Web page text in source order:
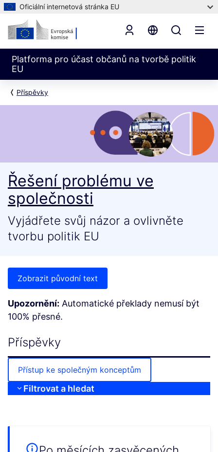
Oficiální internetová stránka EU
Platforma pro účast občanů na tvorbě politik
EU
Příspěvky
Řešení problému ve
společnosti
Vyjádřete svůj názor a ovlivněte
tvorbu politik EU
Zobrazit původní text
Upozornění: Automatické překlady nemusí být
100% přesné.
Příspěvky
Přístup ke společným konceptům
Filtrovat a hledat